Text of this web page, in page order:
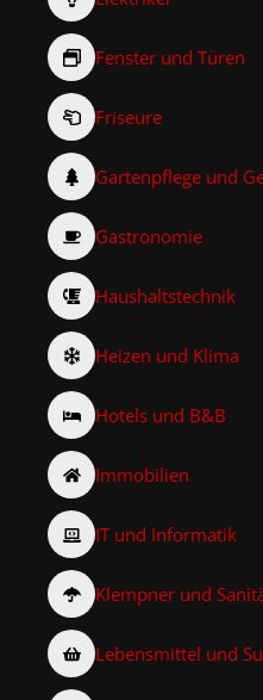
Fenster und Türen
Friseure
Gartenpflege und
Gastronomie
Haushaltstechnik
Heizen und Klima
Hotels und B&B
Immobilien
IT und Informatik
Klempner und
Lebensmittel und